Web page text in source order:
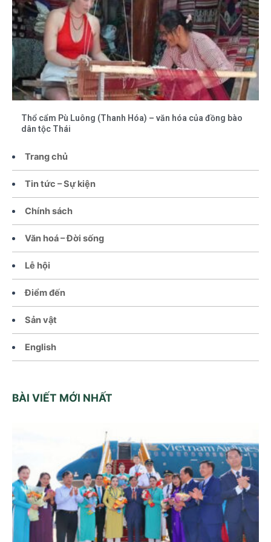
Trang chủ
Tin tức – Sự kiện
Chính sách
Văn hoá – Đời sống
Lễ hội
Điểm đến
Sản vật
English
BÀI VIẾT MỚI NHẤT
Thổ cẩm Pù Luông (Thanh Hóa) – văn hóa của đồng bào
dân tộc Thái